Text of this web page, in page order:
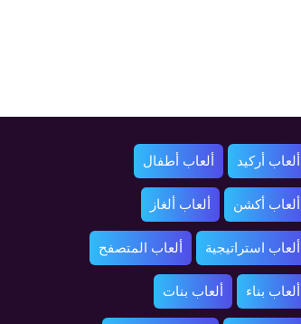
ألعاب أركيد ألعاب أطفال
ألعاب أكشن ألعاب ألغاز
ألعاب استراتيجية ألعاب المتصفح
ألعاب بناء ألعاب بنات